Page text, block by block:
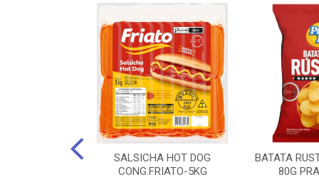
SALSICHA HOT DOG
CONG.FRIATO-5KG
BATATA
80G